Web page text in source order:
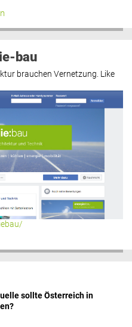
bau
brauchen Vernetzung. Like
sollte Österreich in